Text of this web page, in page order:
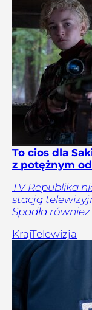
To cios dla
z potężnym
TV Republika
stacją
Spadła
KrajTelewizja